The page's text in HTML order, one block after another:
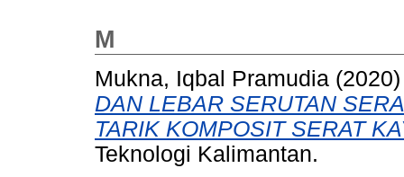
M
Mukna, Iqbal Pramudia
DAN LEBAR SERUTAN
TARIK KOMPOSIT SERAT
Teknologi Kalimantan.